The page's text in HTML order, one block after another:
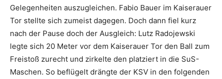
Gelegenheiten auszugleichen. Fabio Bauer im Kaiserauer
Tor stellte sich zumeist dagegen. Doch dann fiel kurz
nach der Pause doch der Ausgleich: Lutz Radojewski
legte sich 20 Meter vor dem Kaiserauer Tor den Ball zum
Freistoß zurecht und zirkelte den platziert in die SuS-
Maschen. So beflügelt drängte der KSV in den folgenden